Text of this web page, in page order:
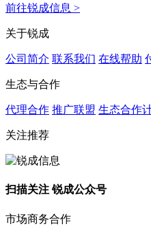
前往锐成信息 >
关于锐成
公司简介 联系我们 在线帮助
生态与合作
代理合作 推广联盟 生态合作
关注推荐
扫描关注 锐成公众号
市场商务合作